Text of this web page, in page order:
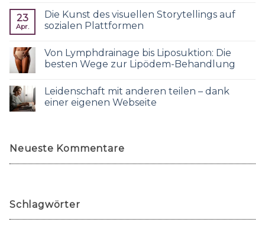
23
Apr.
Die Kunst des visuellen Storytellings auf
sozialen Plattformen
Von Lymphdrainage bis Liposuktion: Die
besten Wege zur Lipödem-Behandlung
Leidenschaft mit anderen teilen – dank
einer eigenen Webseite
Neueste Kommentare
Schlagwörter